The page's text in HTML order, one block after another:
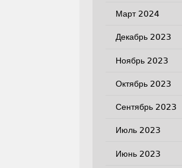
Март 2024
Декабрь 2023
Ноябрь 2023
Октябрь 2023
Сентябрь 2023
Июль 2023
Июнь 2023